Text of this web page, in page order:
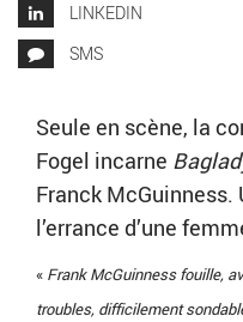
LINKEDIN
SMS
Seule en scène, la
Fogel incarne
Franck McGuinness.
l’errance d’une
« Frank McGuinness fouille,
troubles, difficilement